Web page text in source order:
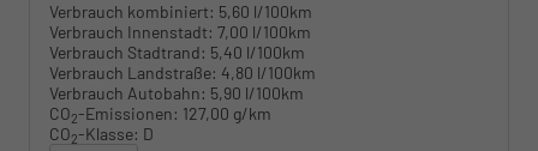
Verbrauch kombiniert: 5,60 l/100km
Verbrauch Innenstadt: 7,00 l/100km
Verbrauch Stadtrand: 5,40 l/100km
Verbrauch Landstraße: 4,80 l/100km
Verbrauch Autobahn: 5,90 l/100km
CO2-Emissionen: 127,00 g/km
CO2-Klasse: D